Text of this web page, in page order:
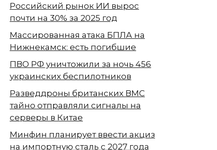
Российский рынок ИИ вырос
почти на 30% за 2025 год
Массированная атака БПЛА на
Нижнекамск: есть погибшие
ПВО РФ уничтожили за ночь 456
украинских беспилотников
Разведдроны британских ВМС
тайно отправляли сигналы на
серверы в Китае
Минфин планирует ввести акциз
на импортную сталь с 2027 года